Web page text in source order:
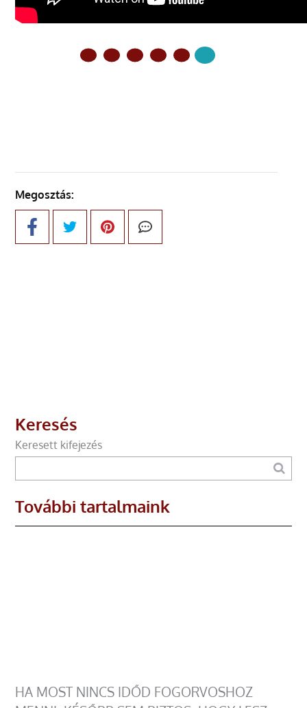
Megosztás:
Keresés
Keresett kifejezés
További tartalmaink
HA MOST NINCS IDŐD FOGORVOSHOZ